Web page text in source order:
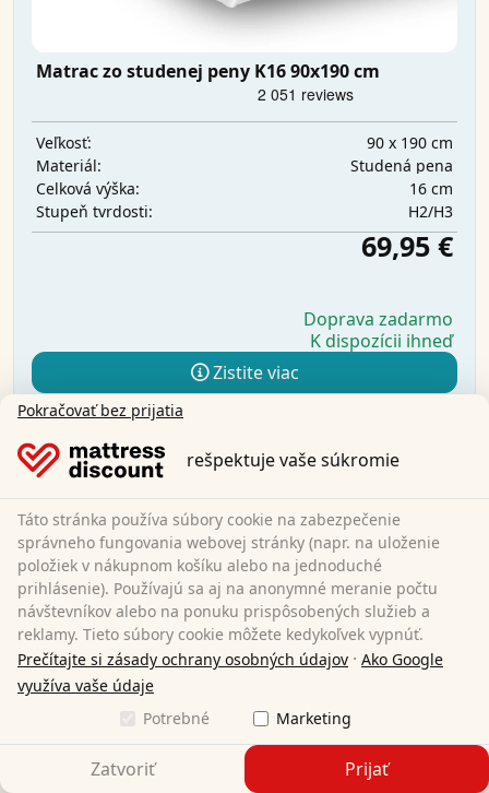
Matrac zo studenej peny K16 90x190 cm
Veľkosť:
90 x 190 cm
Materiál:
Studená pena
Celková výška:
16 cm
Stupeň tvrdosti:
H2/H3
69,95 €
Doprava zadarmo
K dispozícii ihneď
Zistite viac
Pokračovať bez prijatia
rešpektuje vaše súkromie
Táto stránka používa súbory cookie na zabezpečenie
správneho fungovania webovej stránky (napr. na uloženie
položiek v nákupnom košíku alebo na jednoduché
prihlásenie). Používajú sa aj na anonymné meranie počtu
návštevníkov alebo na ponuku prispôsobených služieb a
reklamy. Tieto súbory cookie môžete kedykoľvek vypnúť.
Prečítajte si zásady ochrany osobných údajov · Ako Google
využíva vaše údaje
Potrebné
Marketing
Zatvoriť Prijať